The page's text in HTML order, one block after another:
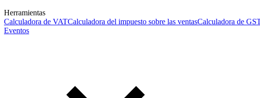
Herramientas
Calculadora de VATCalculadora del impuesto sobre las ventasCalculadora de
Eventos